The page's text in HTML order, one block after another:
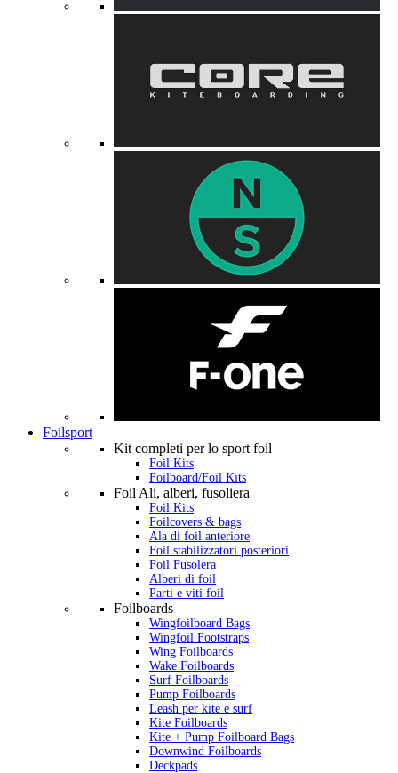
Foilsport
Kit completi per lo sport foil
Foil Kits
Foilboard/Foil Kits
Foil Ali, alberi, fusoliera
Foil Kits
Foilcovers & bags
Ala di foil anteriore
Foil stabilizzatori posteriori
Foil Fusolera
Alberi di foil
Parti e viti foil
Foilboards
Wingfoilboard Bags
Wingfoil Footstraps
Wing Foilboards
Wake Foilboards
Surf Foilboards
Pump Foilboards
Leash per kite e surf
Kite Foilboards
Kite + Pump Foilboard Bags
Downwind Foilboards
Deckpads